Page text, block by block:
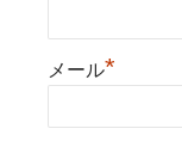
メール*